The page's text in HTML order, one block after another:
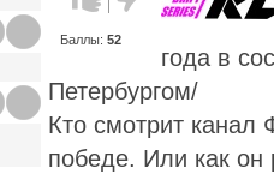
против!
Баллы: 52
года в
Петербургом/
Кто смотрит канал
победе. Или как он